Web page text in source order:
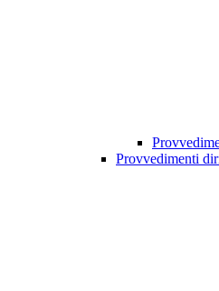
Provvedimenti